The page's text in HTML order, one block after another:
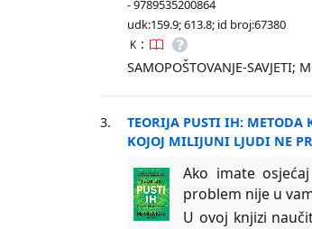
- 9789535200864
udk:159.9; 613.8; id broj:67380
K :
SAMOPOŠTOVANJE-SAVJETI;
3.
TEORIJA PUSTI IH: METODA
KOJOJ MILIJUNI LJUDI NE
Ako imate
problem nije u
U ovoj knjizi